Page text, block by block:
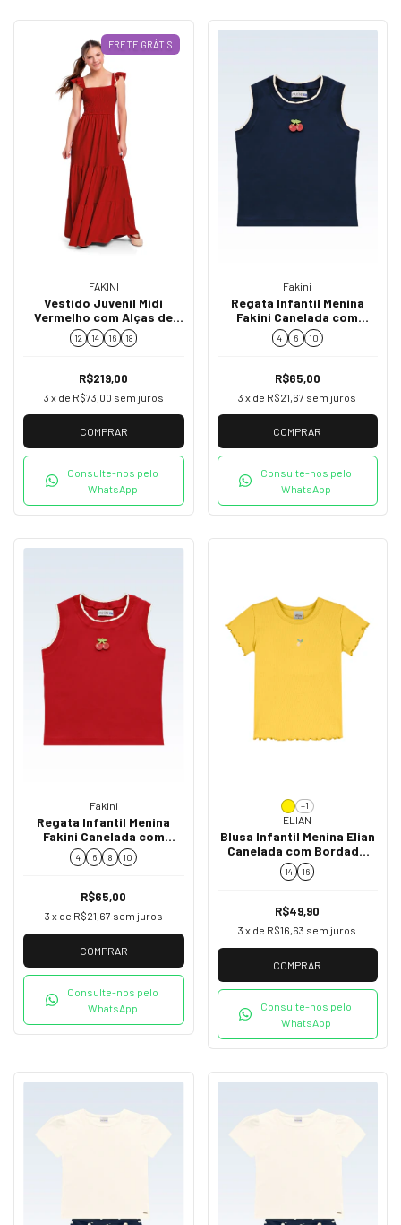
FRETE GRÁTIS
FAKINI
Vestido Juvenil Midi
Vermelho com Alças de
Babado 02841
12 14 16 18
R$219,00
3 x de R$73,00 sem juros
COMPRAR
Consulte-nos pelo
WhatsApp
Fakini
Regata Infantil Menina
Fakini Canelada com
Cerejinhas 02253
4 6 10
R$65,00
3 x de R$21,67 sem juros
COMPRAR
Consulte-nos pelo
WhatsApp
Fakini
Regata Infantil Menina
Fakini Canelada com
Cerejinhas Vermelha
02253
4 6 8 10
R$65,00
3 x de R$21,67 sem juros
COMPRAR
Consulte-nos pelo
WhatsApp
+1
ELIAN
Blusa Infantil Menina Elian
Canelada com Bordado
50079
14 16
R$49,90
3 x de R$16,63 sem juros
COMPRAR
Consulte-nos pelo
WhatsApp